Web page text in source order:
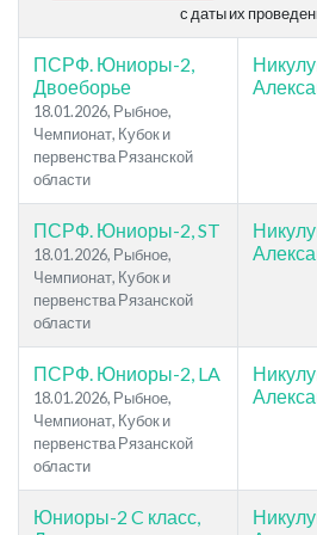
с даты их
ПСРФ. Юниоры-2,
Двоеборье
18.01.2026, Рыбное,
Чемпионат, Кубок и
первенства Рязанской
области
ПСРФ. Юниоры-2, ST
18.01.2026, Рыбное,
Чемпионат, Кубок и
первенства Рязанской
области
ПСРФ. Юниоры-2, LA
18.01.2026, Рыбное,
Чемпионат, Кубок и
первенства Рязанской
области
Юниоры-2 C класс,